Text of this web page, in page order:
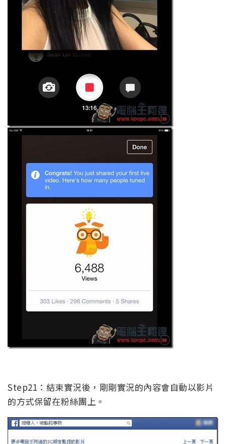
Step21：結束實況後，剛剛實況的內容會自動以影片
的方式保留在粉絲團上。